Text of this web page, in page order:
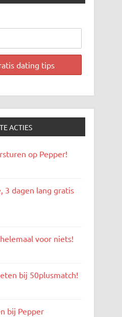
ACTIES
op Pepper!
3 dagen lang gratis
voor niets!
bij 50plusmatch!
bij Pepper